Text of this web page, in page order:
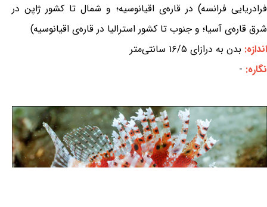
فرادریایی فرانسه) در قاره‌ی اقیانوسیه؛ و شمال تا کشور ژاپن در
شرق قاره‌ی آسیا؛ و جنوب تا کشور استرالیا در قاره‌ی اقیانوسیه)
اندازه: بدن به درازای ۱۶/۵ سانتی‌متر
نگاره: -